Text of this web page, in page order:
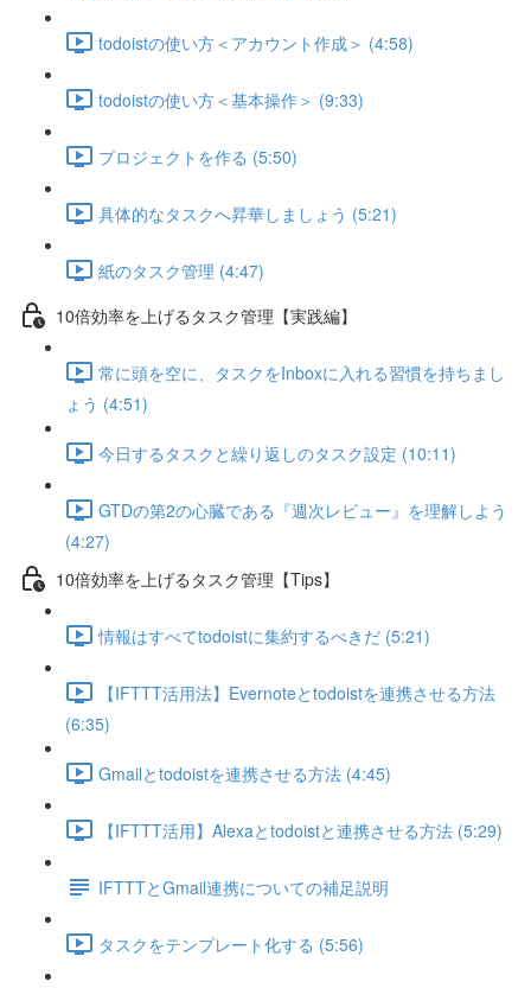
todoistの使い方＜アカウント作成＞ (4:58)
todoistの使い方＜基本操作＞ (9:33)
プロジェクトを作る (5:50)
具体的なタスクへ昇華しましょう (5:21)
紙のタスク管理 (4:47)
10倍効率を上げるタスク管理【実践編】
常に頭を空に、タスクをInboxに入れる習慣を持ちまし
ょう (4:51)
今日するタスクと繰り返しのタスク設定 (10:11)
GTDの第2の心臓である『週次レビュー』を理解しよう
(4:27)
10倍効率を上げるタスク管理【Tips】
情報はすべてtodoistに集約するべきだ (5:21)
【IFTTT活用法】Evernoteとtodoistを連携させる方法
(6:35)
Gmailとtodoistを連携させる方法 (4:45)
【IFTTT活用】Alexaとtodoistと連携させる方法 (5:29)
IFTTTとGmail連携についての補足説明
タスクをテンプレート化する (5:56)